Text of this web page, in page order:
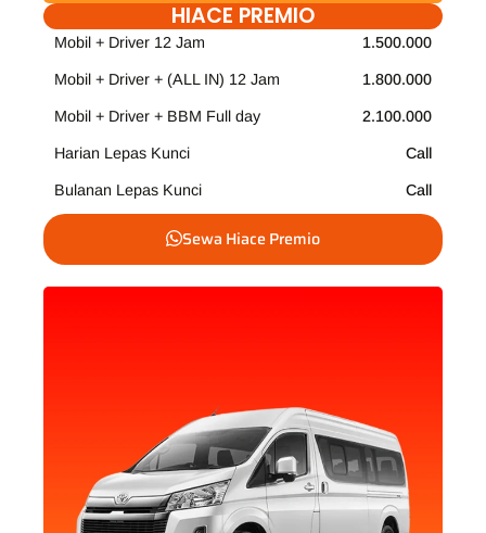
HIACE PREMIO
Mobil + Driver 12 Jam 1.500.000
Mobil + Driver + (ALL IN) 12 Jam 1.800.000
Mobil + Driver + BBM Full day 2.100.000
Harian Lepas Kunci Call
Bulanan Lepas Kunci Call
Sewa Hiace Premio